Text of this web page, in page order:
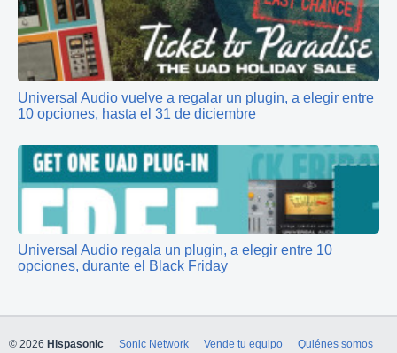
Universal Audio vuelve a regalar un plugin, a elegir entre
10 opciones, hasta el 31 de diciembre
Universal Audio regala un plugin, a elegir entre 10
opciones, durante el Black Friday
© 2026 Hispasonic Sonic Network Vende tu equipo Quiénes somos